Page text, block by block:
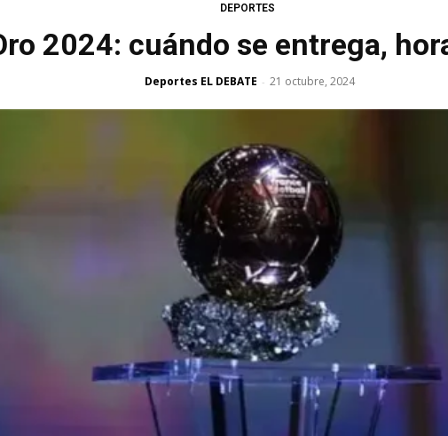
DEPORTES
2024: cuándo se entrega,
Deportes EL DEBATE - 21 octubre, 2024